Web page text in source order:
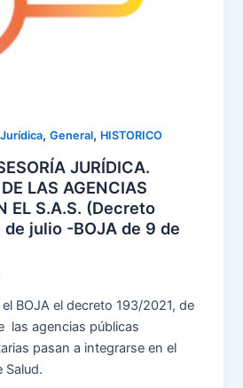
,General, HISTORICO
JURÍDICA.
LAS AGENCIAS
EL S.A.S. (Decreto
julio -BOJA de 9 de
BOJA el decreto 193/2021, de
las agencias públicas
pasan a integrarse en el
Salud.